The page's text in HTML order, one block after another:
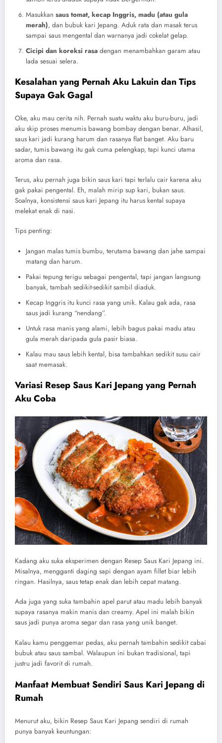
Masukkan saus tomat, kecap Inggris, madu (atau gula
merah), dan bubuk kari Jepang. Aduk rata dan masak terus
sampai saus mengental dan warnanya jadi cokelat gelap.
Cicipi dan koreksi rasa dengan menambahkan garam atau
lada sesuai selera.
Kesalahan yang Pernah Aku Lakuin dan Tips
Supaya Gak Gagal
Oke, aku mau cerita nih. Pernah suatu waktu aku buru-buru, jadi
aku skip proses menumis bawang bombay dengan benar. Alhasil,
saus kari jadi kurang harum dan rasanya flat banget. Aku baru
sadar, tumis bawang itu gak cuma pelengkap, tapi kunci utama
aroma dan rasa.
Terus, aku pernah juga bikin saus kari tapi terlalu cair karena aku
gak pakai pengental. Eh, malah mirip sup kari, bukan saus.
Soalnya, konsistensi saus kari Jepang itu harus kental supaya
melekat enak di nasi.
Tips penting:
Jangan malas tumis bumbu, terutama bawang dan jahe sampai
matang dan harum.
Pakai tepung terigu sebagai pengental, tapi jangan langsung
banyak, tambah sedikit-sedikit sambil diaduk.
Kecap Inggris itu kunci rasa yang unik. Kalau gak ada, rasa
saus jadi kurang “nendang”.
Untuk rasa manis yang alami, lebih bagus pakai madu atau
gula merah daripada gula pasir biasa.
Kalau mau saus lebih kental, bisa tambahkan sedikit susu cair
saat memasak.
Variasi Resep Saus Kari Jepang yang Pernah
Aku Coba
Kadang aku suka eksperimen dengan Resep Saus Kari Jepang ini.
Misalnya, mengganti daging sapi dengan ayam fillet biar lebih
ringan. Hasilnya, saus tetap enak dan lebih cepat matang.
Ada juga yang suka tambahin apel parut atau madu lebih banyak
supaya rasanya makin manis dan creamy. Apel ini malah bikin
saus jadi punya aroma segar dan rasa yang unik banget.
Kalau kamu penggemar pedas, aku pernah tambahin sedikit cabai
bubuk atau saus sambal. Walaupun ini bukan tradisional, tapi
justru jadi favorit di rumah.
Manfaat Membuat Sendiri Saus Kari Jepang di
Rumah
Menurut aku, bikin Resep Saus Kari Jepang sendiri di rumah
punya banyak keuntungan: